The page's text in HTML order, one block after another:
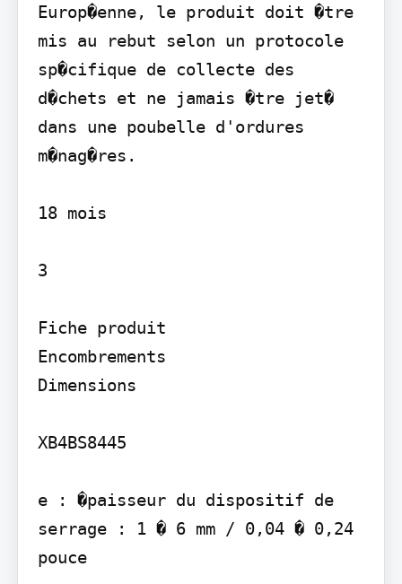
Europ�enne, le produit doit �tre
mis au rebut selon un protocole
sp�cifique de collecte des
d�chets et ne jamais �tre jet�
dans une poubelle d'ordures
m�nag�res.
18 mois
3
Fiche produit
Encombrements
Dimensions
XB4BS8445
e : �paisseur du dispositif de
serrage : 1 � 6 mm / 0,04 � 0,24
pouce